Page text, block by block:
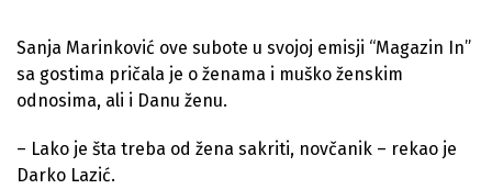
Sanja Marinković ove subote u svojoj emisji “Magazin In”
sa gostima pričala je o ženama i muško ženskim
odnosima, ali i Danu ženu.
– Lako je šta treba od žena sakriti, novčanik – rekao je
Darko Lazić.